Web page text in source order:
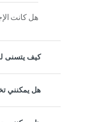
هل كانت
كيف يتسنى
هل يمكنني